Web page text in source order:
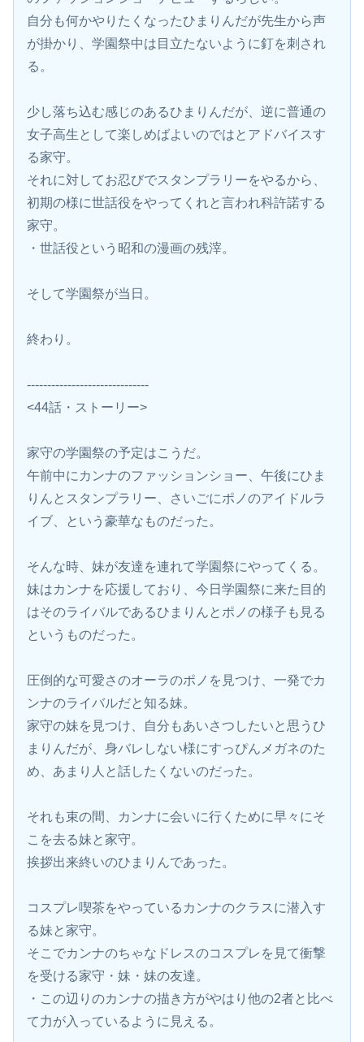
自分も何かやりたくなったひまりんだが先生から声
が掛かり、学園祭中は目立たないように釘を刺され
る。
少し落ち込む感じのあるひまりんだが、逆に普通の
女子高生として楽しめばよいのではとアドバイスす
る家守。
それに対してお忍びでスタンプラリーをやるから、
初期の様に世話役をやってくれと言われ科許諾する
家守。
・世話役という昭和の漫画の残滓。
そして学園祭が当日。
終わり。
------------------------------
<44話・ストーリー>
家守の学園祭の予定はこうだ。
午前中にカンナのファッションショー、午後にひま
りんとスタンプラリー、さいごにポノのアイドルラ
イブ、という豪華なものだった。
そんな時、妹が友達を連れて学園祭にやってくる。
妹はカンナを応援しており、今日学園祭に来た目的
はそのライバルであるひまりんとポノの様子も見る
というものだった。
圧倒的な可愛さのオーラのポノを見つけ、一発でカ
ンナのライバルだと知る妹。
家守の妹を見つけ、自分もあいさつしたいと思うひ
まりんだが、身バレしない様にすっぴんメガネのた
め、あまり人と話したくないのだった。
それも束の間、カンナに会いに行くために早々にそ
こを去る妹と家守。
挨拶出来終いのひまりんであった。
コスプレ喫茶をやっているカンナのクラスに潜入す
る妹と家守。
そこでカンナのちゃなドレスのコスプレを見て衝撃
を受ける家守・妹・妹の友達。
・この辺りのカンナの描き方がやはり他の2者と比べ
て力が入っているように見える。